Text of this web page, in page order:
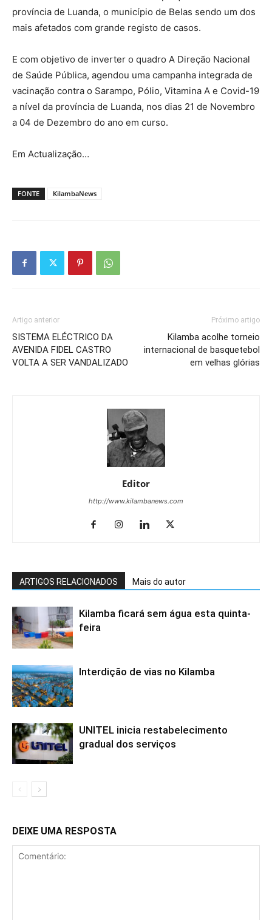
província de Luanda, o município de Belas sendo um dos
mais afetados com grande registo de casos.
E com objetivo de inverter o quadro A Direção Nacional
de Saúde Pública, agendou uma campanha integrada de
vacinação contra o Sarampo, Pólio, Vitamina A e Covid-19
a nível da província de Luanda, nos dias 21 de Novembro
a 04 de Dezembro do ano em curso.
Em Actualização…
FONTE KilambaNews
Artigo anterior
SISTEMA ELÉCTRICO DA
AVENIDA FIDEL CASTRO
VOLTA A SER VANDALIZADO
Próximo artigo
Kilamba acolhe torneio
internacional de basquetebol
em velhas glórias
Editor
http://www.kilambanews.com
ARTIGOS RELACIONADOS Mais do autor
Kilamba ficará sem água esta quinta-
feira
Interdição de vias no Kilamba
UNITEL inicia restabelecimento
gradual dos serviços
DEIXE UMA RESPOSTA